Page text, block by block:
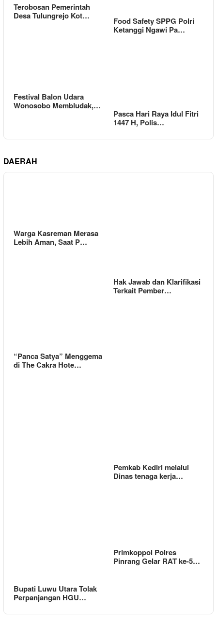
Terobosan Pemerintah
Desa Tulungrejo Kot…
Food Safety SPPG Polri
Ketanggi Ngawi Pa…
Festival Balon Udara
Wonosobo Membludak,…
Pasca Hari Raya Idul Fitri
1447 H, Polis…
DAERAH
Warga Kasreman Merasa
Lebih Aman, Saat P…
Hak Jawab dan Klarifikasi
Terkait Pember…
“Panca Satya” Menggema
di The Cakra Hote…
Pemkab Kediri melalui
Dinas tenaga kerja…
Bupati Luwu Utara Tolak
Perpanjangan HGU…
Primkoppol Polres
Pinrang Gelar RAT ke-5…